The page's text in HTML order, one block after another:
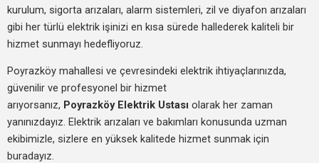
kurulum, sigorta arızaları, alarm sistemleri, zil ve diyafon arızaları
gibi her türlü elektrik işinizi en kısa sürede hallederek kaliteli bir
hizmet sunmayı hedefliyoruz.
Poyrazköy mahallesi ve çevresindeki elektrik ihtiyaçlarınızda,
güvenilir ve profesyonel bir hizmet
arıyorsanız, Poyrazköy Elektrik Ustası olarak her zaman
yanınızdayız. Elektrik arızaları ve bakımları konusunda uzman
ekibimizle, sizlere en yüksek kalitede hizmet sunmak için
buradayız.